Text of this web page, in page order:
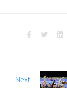
Next